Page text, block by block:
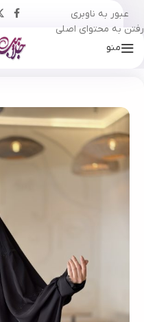
عبور به ناوبری
رفتن به محتوای اصلی
منو